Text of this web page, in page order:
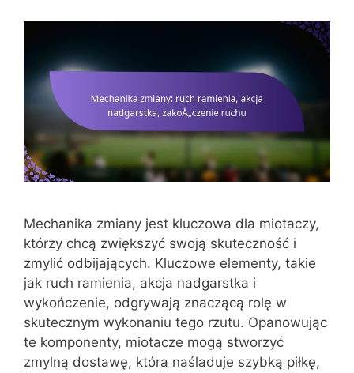
Mechanika zmiany jest kluczowa dla miotaczy,
którzy chcą zwiększyć swoją skuteczność i
zmylić odbijających. Kluczowe elementy, takie
jak ruch ramienia, akcja nadgarstka i
wykończenie, odgrywają znaczącą rolę w
skutecznym wykonaniu tego rzutu. Opanowując
te komponenty, miotacze mogą stworzyć
zmylną dostawę, która naśladuje szybką piłkę,